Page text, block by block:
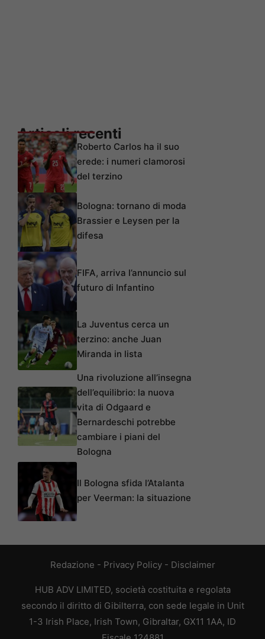
Articoli recenti
Roberto Carlos ha il suo
erede: i numeri clamorosi
del terzino
Bologna: tornano di moda
Brassier e Leysen per la
difesa
FIFA, arriva l’annuncio sul
futuro di Infantino
La Juventus cerca un
terzino: anche Juan
Miranda in lista
Una rivoluzione all’insegna
dell’equilibrio: la nuova
vita di Odgaard e
Bernardeschi potrebbe
cambiare i piani del
Bologna
Il Bologna sfida l’Atalanta
per Veerman: la situazione
Redazione - Privacy Policy- Disclaimer
HUB ADV LIMITED, società costituita e regolata
secondo il diritto di Gibilterra, con sede legale in Unit
1-3 Irish Place, Irish Town, Gibraltar, GX11 1AA, ID